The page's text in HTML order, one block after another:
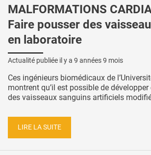
MALFORMATIONS
Faire pousser des
en laboratoire
Actualité publiée il y a 9 années 9 mois
Ces ingénieurs biomédicaux de
montrent qu’il est possible de
des vaisseaux sanguins artificiels
LIRE LA SUITE